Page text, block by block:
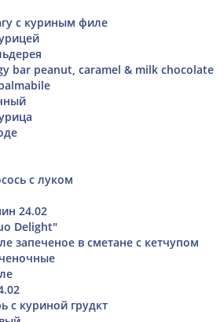
с куриным филе
bar peanut, caramel & milk chocolate
с луком
24.02
Delight"
запеченое в сметане с кетчупом
с куриной грудкт